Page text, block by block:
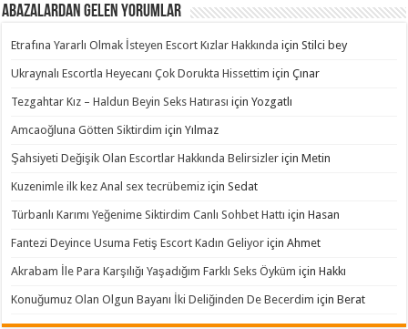
Abazalardan Gelen Yorumlar
Etrafına Yararlı Olmak İsteyen Escort Kızlar Hakkında içinStilci bey
Ukraynalı Escortla Heyecanı Çok Dorukta Hissettim içinÇınar
Tezgahtar Kız – Haldun Beyin Seks Hatırası içinYozgatlı
Amcaoğluna Götten Siktirdim içinYılmaz
Şahsiyeti Değişik Olan Escortlar Hakkında Belirsizler içinMetin
Kuzenimle ilk kez Anal sex tecrübemiz içinSedat
Türbanlı Karımı Yeğenime Siktirdim Canlı Sohbet Hattı içinHasan
Fantezi Deyince Usuma Fetiş Escort Kadın Geliyor içinAhmet
Akrabam İle Para Karşılığı Yaşadığım Farklı Seks Öyküm içinHakkı
Konuğumuz Olan Olgun Bayanı İki Deliğinden De Becerdim içinBerat